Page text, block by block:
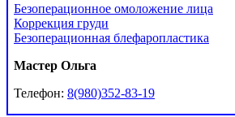
Безоперационное омоложение лица
Коррекция груди
Безоперационная блефаропластика
Мастер Ольга
Телефон: 8(980)352-83-19